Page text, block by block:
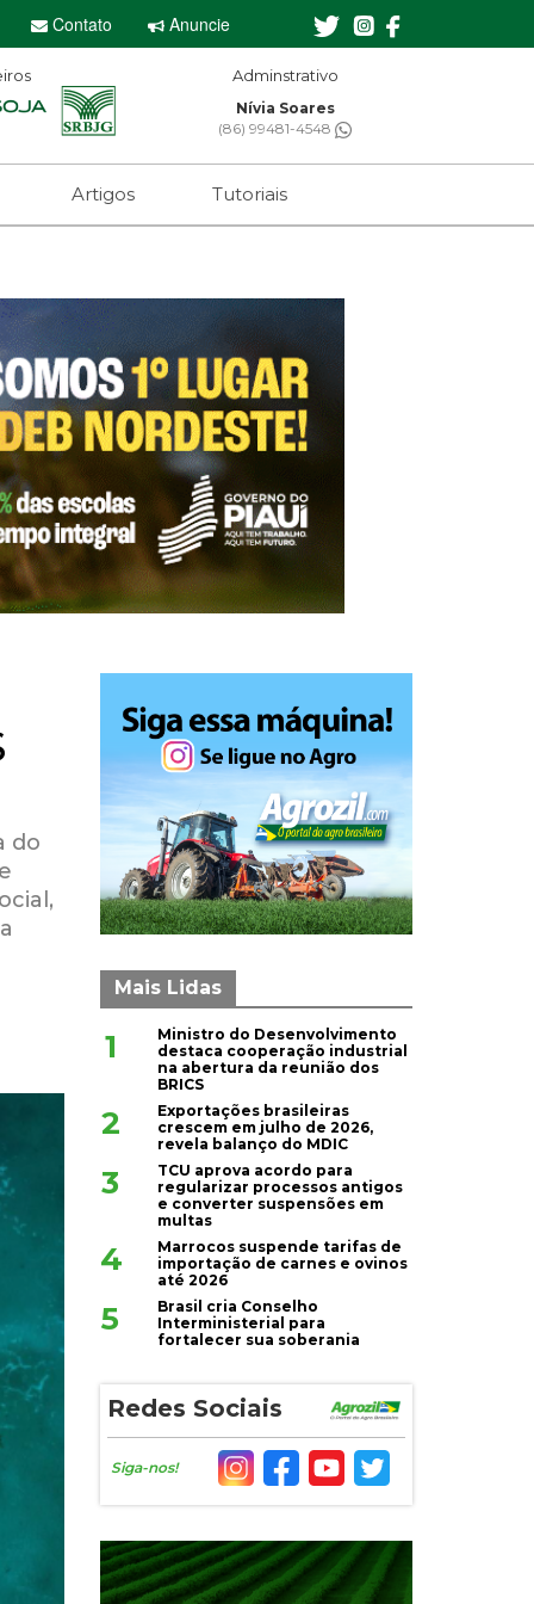
Contato Anuncie
Editor-chefe
Sebastian Eugênio
(61) 99650-2473
Artigos Tutoriais
do
Mais Lidas
1
Ministro do Desenvolvimento
destaca cooperação industrial
na abertura da reunião dos
BRICS
2
Exportações brasileiras
crescem em julho de 2026,
revela balanço do MDIC
3
TCU aprova acordo para
regularizar processos antigos
e converter suspensões em
multas
4
Marrocos suspende tarifas de
importação de carnes e ovinos
até 2026
5
Brasil cria Conselho
Interministerial para
fortalecer sua soberania
Redes Sociais
Siga-nos!